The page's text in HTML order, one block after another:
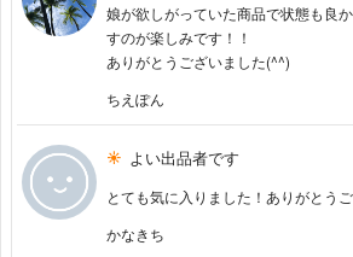
娘が欲しがっていた商品で状態も良
すのが楽しみです！！
ありがとうございました(^^)
ちえぽん
よい出品者です
とても気に入りました！ありがとう
かなきち